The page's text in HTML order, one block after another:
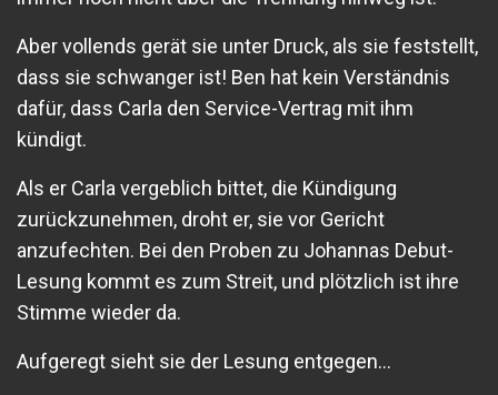
Aber vollends gerät sie unter Druck, als sie feststellt,
dass sie schwanger ist! Ben hat kein Verständnis
dafür, dass Carla den Service-Vertrag mit ihm
kündigt.
Als er Carla vergeblich bittet, die Kündigung
zurückzunehmen, droht er, sie vor Gericht
anzufechten. Bei den Proben zu Johannas Debut-
Lesung kommt es zum Streit, und plötzlich ist ihre
Stimme wieder da.
Aufgeregt sieht sie der Lesung entgegen...